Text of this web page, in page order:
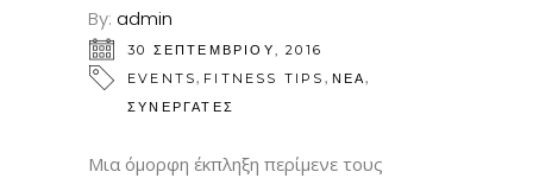
By: admin
30 ΣΕΠΤΕΜΒΡΊΟΥ, 2016
EVENTS, FITNESS TIPS , ΝΕΑ,
ΣΥΝΕΡΓΑΤΕΣ
Μια όμορφη έκπληξη περίμενε τους